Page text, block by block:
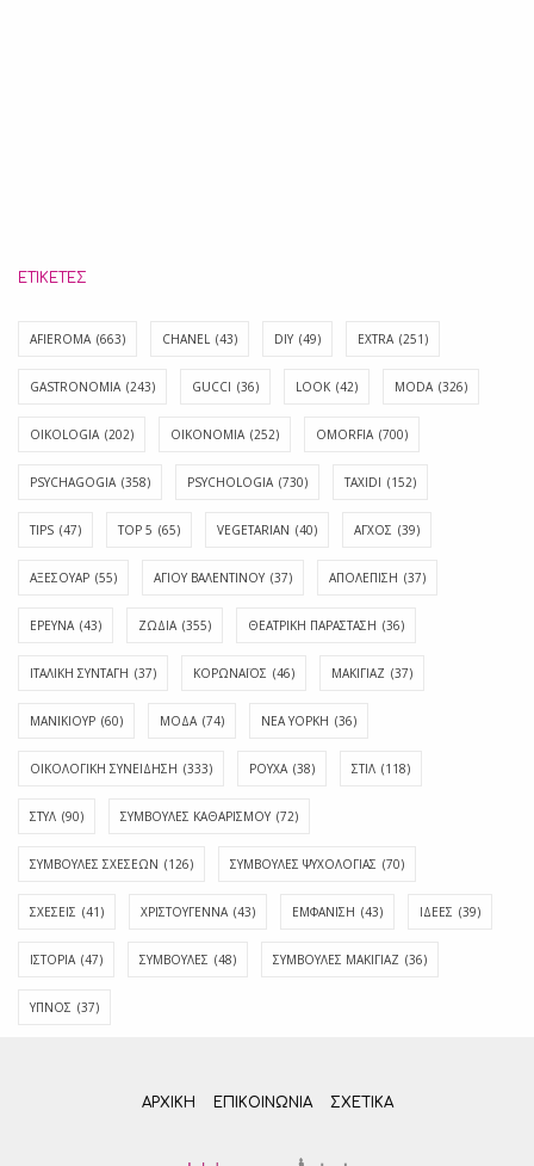
ΕΤΙΚΈΤΕΣ
AFIEROMA (663) CHANEL (43) DIY (49) EXTRA (251)
GASTRONOMIA (243) GUCCI (36) LOOK (42) MODA (326)
OIKOLOGIA (202) OIKONOMIA (252) OMORFIA (700)
PSYCHAGOGIA (358) PSYCHOLOGIA (730) TAXIDI (152)
TIPS (47) TOP 5 (65) VEGETARIAN (40) ΑΓΧΟΣ (39)
ΑΞΕΣΟΥΑΡ (55) ΑΓΊΟΥ ΒΑΛΕΝΤΊΝΟΥ (37) ΑΠΟΛΈΠΙΣΗ (37)
ΕΡΕΥΝΑ (43) ΖΩΔΙΑ (355) ΘΕΑΤΡΙΚΗ ΠΑΡΑΣΤΑΣΗ (36)
ΙΤΑΛΙΚΗ ΣΥΝΤΑΓΗ (37) ΚΟΡΩΝΑΪΟΣ (46) ΜΑΚΙΓΙΑΖ (37)
ΜΑΝΙΚΙΟΥΡ (60) ΜΟΔΑ (74) ΝΕΑ ΥΟΡΚΗ (36)
ΟΙΚΟΛΟΓΙΚΗ ΣΥΝΕΙΔΗΣΗ (333) ΡΟΥΧΑ (38) ΣΤΙΛ (118)
ΣΤΥΛ (90) ΣΥΜΒΟΥΛΕΣ ΚΑΘΑΡΙΣΜΟΥ (72)
ΣΥΜΒΟΥΛΕΣ ΣΧΕΣΕΩΝ (126) ΣΥΜΒΟΥΛΕΣ ΨΥΧΟΛΟΓΙΑΣ (70)
ΣΧΕΣΕΙΣ (41) ΧΡΙΣΤΟΥΓΕΝΝΑ (43) ΕΜΦΆΝΙΣΗ (43) ΙΔΈΕΣ (39)
ΙΣΤΟΡΊΑ (47) ΣΥΜΒΟΥΛΈΣ (48) ΣΥΜΒΟΥΛΈΣ ΜΑΚΙΓΙΆΖ (36)
ΎΠΝΟΣ (37)
ΑΡΧΙΚΗ ΕΠΙΚΟΙΝΩΝΊΑ ΣΧΕΤΙΚΆ